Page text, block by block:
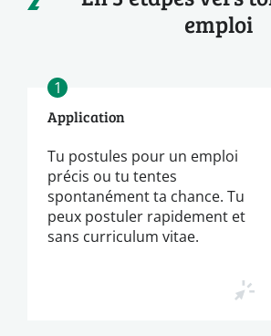
emploi
1
Application
Tu postules pour un emploi
précis ou tu tentes
spontanément ta chance. Tu
peux postuler rapidement et
sans curriculum vitae.